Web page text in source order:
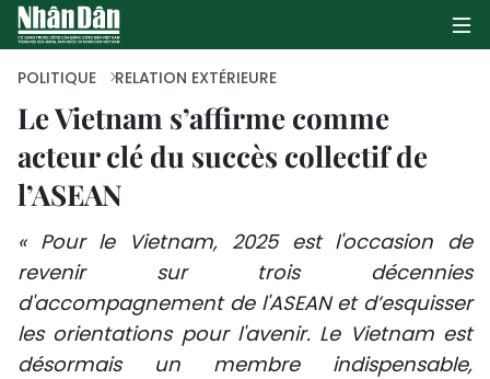
PAGE D'ACCUEIL
ÉCONOMIE
SOCIÉTÉ
CULTURE
POLITIQUE RELATION EXTÉRIEURE
Le Vietnam s’affirme comme
acteur clé du succès collectif de
l’ASEAN
« Pour le Vietnam, 2025 est l'occasion de
revenir sur trois décennies
d'accompagnement de l'ASEAN et d’esquisser
les orientations pour l'avenir. Le Vietnam est
désormais un membre indispensable,